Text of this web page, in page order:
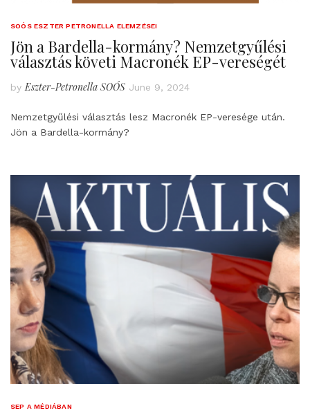
SOÓS ESZTER PETRONELLA ELEMZÉSEI
Jön a Bardella-kormány? Nemzetgyűlési
választás követi Macronék EP-vereségét
by Eszter-Petronella SOÓS June 9, 2024
Nemzetgyűlési választás lesz Macronék EP-veresége után.
Jön a Bardella-kormány?
SEP A MÉDIÁBAN